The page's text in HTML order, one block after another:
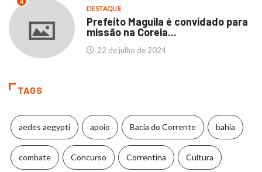
4
DESTAQUE
Prefeito Maguila é convidado para
missão na Coreia...
22 de julho de 2024
TAGS
aedes aegypti apoio Bacia do Corrente bahia
combate Concurso Correntina Cultura